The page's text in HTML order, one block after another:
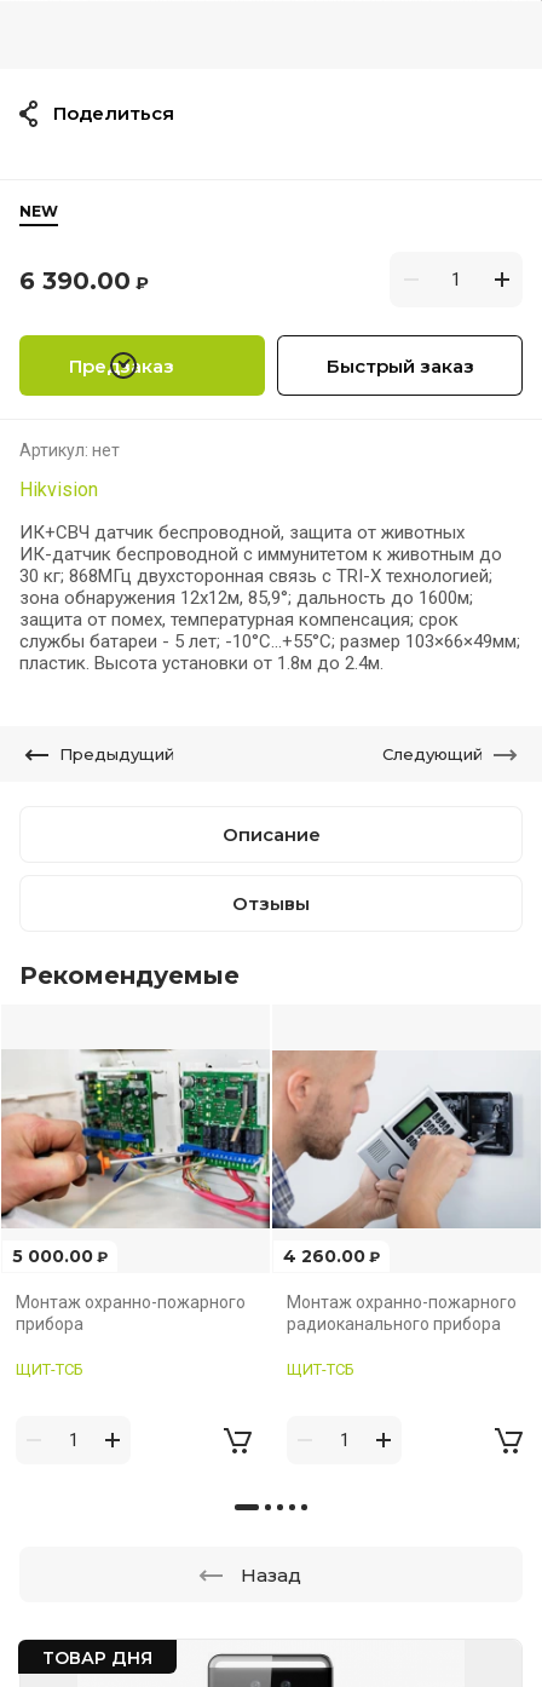
ТОВАР ДНЯ
NEW
6 390.00 ₽
Предзаказ Быстрый заказ
Артикул: нет
Hikvision
ИК+СВЧ датчик беспроводной, защита от животных
ИК-датчик беспроводной с иммунитетом к животным до
30 кг; 868МГц двухсторонная связь с TRI-X технологией;
зона обнаружения 12х12м, 85,9°; дальность до 1600м;
защита от помех, температурная компенсация; срок
службы батареи - 5 лет; -10°C...+55°C; размер 103×66×49мм;
пластик. Высота установки от 1.8м до 2.4м.
Поделиться
Предыдущий Следующий
Описание
Отзывы
Рекомендуемые
5 000.00 ₽
Монтаж охранно-пожарного
прибора
ЩИТ-ТСБ
4 260.00 ₽
Монтаж охранно-пожарного
радиоканального прибора
ЩИТ-ТСБ
Назад